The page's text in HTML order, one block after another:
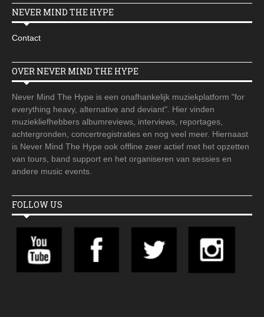
NEVER MIND THE HYPE
Contact
OVER NEVER MIND THE HYPE
Never Mind The Hype is een onafhankelijk muziekplatform "for
everything heavy, alternative and deviant". Hier vinden
muziekliefhebbers albumreviews, interviews, reportages,
achtergronden, concertregistraties en nog veel meer. Hiernaast
is Never Mind The Hype ook offline zeer actief met het opzetten
van tours, band support en het organiseren van sessies en
andere music events.
FOLLOW US